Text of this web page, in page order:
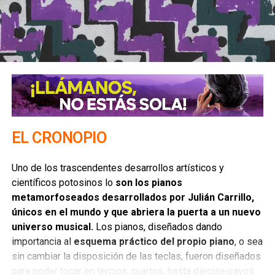
predial, en multas, permisos, debidamente regulados para
evitar sospechas, implementar una verdadera reforma al
sistema de licitaciones, sin más trámite que los vecinos
propongan tres cotizaciones, con igual número de
beneficiarios, alcances dentro de la colonia y un
autorización de obras públicas y adelante, a tapar hoyos,
que a cada quien se le haga su descuento.
Perola poca visión y la política recaudatoria
implementada por el Ayuntamiento no lo permitiría
plano miedo a verse descubiertos en las enormes
diferencias que hay en precios entre una obra realizada
por dependencias públicas y privadas. La última cuida
pesos y centavos y de buena calidad, mientras en la
pública, casualmente el costo es muchísimo mayor, de
mala calidad y el moche por delante, así que, si se desea
la participación ciudadana, primero las declaraciones de
botepronto deben quedar a un lado, son dañinas, solo
EL CRONOPIO
Uno de los trascendentes desarrollos artísticos y
científicos potosinos lo son los pianos
metamorfoseados desarrollados por Julián Carrillo,
únicos en el mundo y que abriera la puerta a un nuevo
universo musical.Los pianos, diseñados dando
importancia al esquema práctico del propio piano, o sea
sin cambiar la disposición de las teclas, fueron diseñados
para poder tocar en tercios, cuartos, hasta dieciseisavos